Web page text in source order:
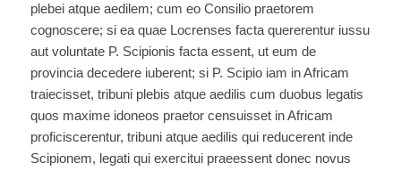
plebei atque aedilem; cum eo Consilio praetorem
cognoscere; si ea quae Locrenses facta quererentur iussu
aut voluntate P. Scipionis facta essent, ut eum de
provincia decedere iuberent; si P. Scipio iam in Africam
traiecisset, tribuni plebis atque aedilis cum duobus legatis
quos maxime idoneos praetor censuisset in Africam
proficiscerentur, tribuni atque aedilis qui reducerent inde
Scipionem, legati qui exercitui praeessent donec novus